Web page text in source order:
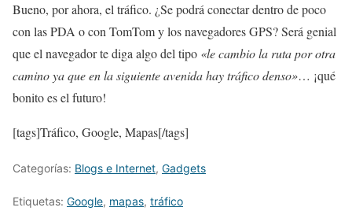
Bueno, por ahora, el tráfico. ¿Se podrá conectar dentro de poco
con las PDA o con TomTom y los navegadores GPS? Será genial
que el navegador te diga algo del tipo «le cambio la ruta por otra
camino ya que en la siguiente avenida hay tráfico denso»… ¡qué
bonito es el futuro!
[tags]Tráfico, Google, Mapas[/tags]
Categorías: Blogs e Internet, Gadgets
Etiquetas: Google, mapas, tráfico